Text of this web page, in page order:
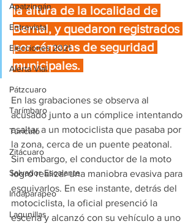
Apatzingán
Entrevista
Elecciones 2021
Alerta Vial
Pátzcuaro
Tarímbaro
Turicato
Zitácuaro
Salvador Escalante
Indaparapeo
Lagunillas
la altura de la localidad de
Bernal, y quedaron registrados
por cámaras de seguridad
municipales.
En las grabaciones se observa al
acusado junto a un cómplice intentando
asaltar a un motociclista que pasaba por
la zona, cerca de un puente peatonal.
Sin embargo, el conductor de la moto
logró realizar una maniobra evasiva para
esquivarlos. En ese instante, detrás del
motociclista, la oficial presenció la
escena y alcanzó con su vehículo a uno